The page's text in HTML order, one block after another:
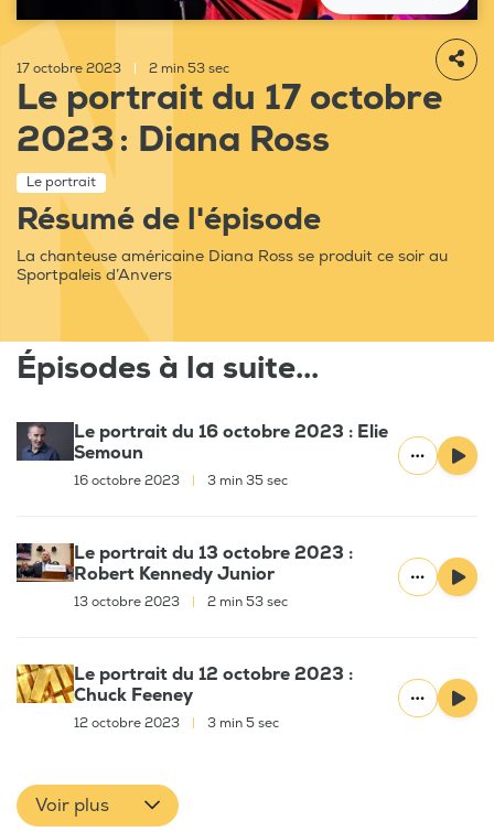
17 octobre 2023 2 min 53 sec
Le portrait du 17 octobre
2023 : Diana Ross
Le portrait
Résumé de l'épisode
La chanteuse américaine Diana Ross se produit ce soir au
Sportpaleis d’Anvers
Épisodes à la suite...
Le portrait du 16 octobre 2023 : Elie
Semoun
16 octobre 2023 3 min 35 sec
Le portrait du 13 octobre 2023 :
Robert Kennedy Junior
13 octobre 2023 2 min 53 sec
Le portrait du 12 octobre 2023 :
Chuck Feeney
12 octobre 2023 3 min 5 sec
Voir plus